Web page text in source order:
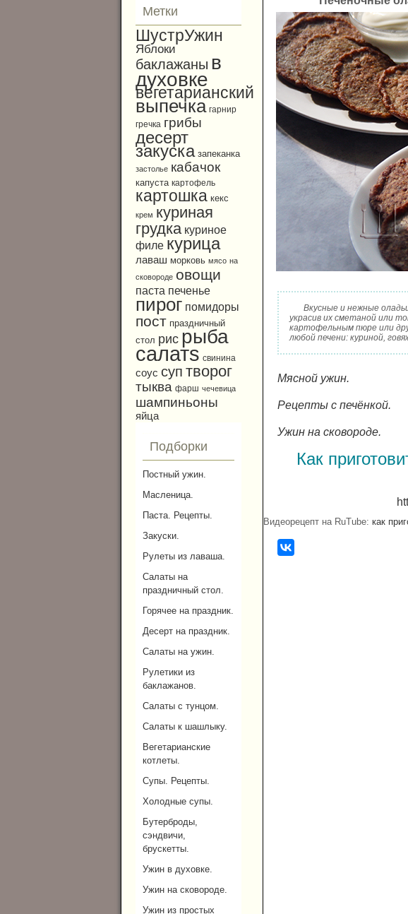
Метки
ШустрУжин
Яблоки
баклажаны в
духовке
вегетарианский
выпечка гарнир
гречка грибы
десерт
закуска запеканка
застолье кабачок
капуста картофель
картошка кекс
крем куриная
грудка куриное
филе курица
лаваш морковь мясо на
сковороде овощи
паста печенье
пирог помидоры
пост праздничный
стол рис рыба
салатs свинина
соус суп творог
тыква фарш чечевица
шампиньоны
яйца
Подборки
Постный ужин.
Масленица.
Паста. Рецепты.
Закуски.
Рулеты из лаваша.
Салаты на
праздничный стол.
Горячее на праздник.
Десерт на праздник.
Салаты на ужин.
Рулетики из
баклажанов.
Салаты с тунцом.
Салаты к шашлыку.
Вегетарианские
котлеты.
Супы. Рецепты.
Холодные супы.
Бутерброды,
сэндвичи,
брускетты.
Ужин в духовке.
Ужин на сковороде.
Ужин из простых
Вкусные и нежные
украсив их сметаной или
картофельным пюре или
любой печени: куриной,
Мясной ужин.
Рецепты с печёнкой.
Ужин на сковороде.
Как
Видеорецепт на RuTube: как